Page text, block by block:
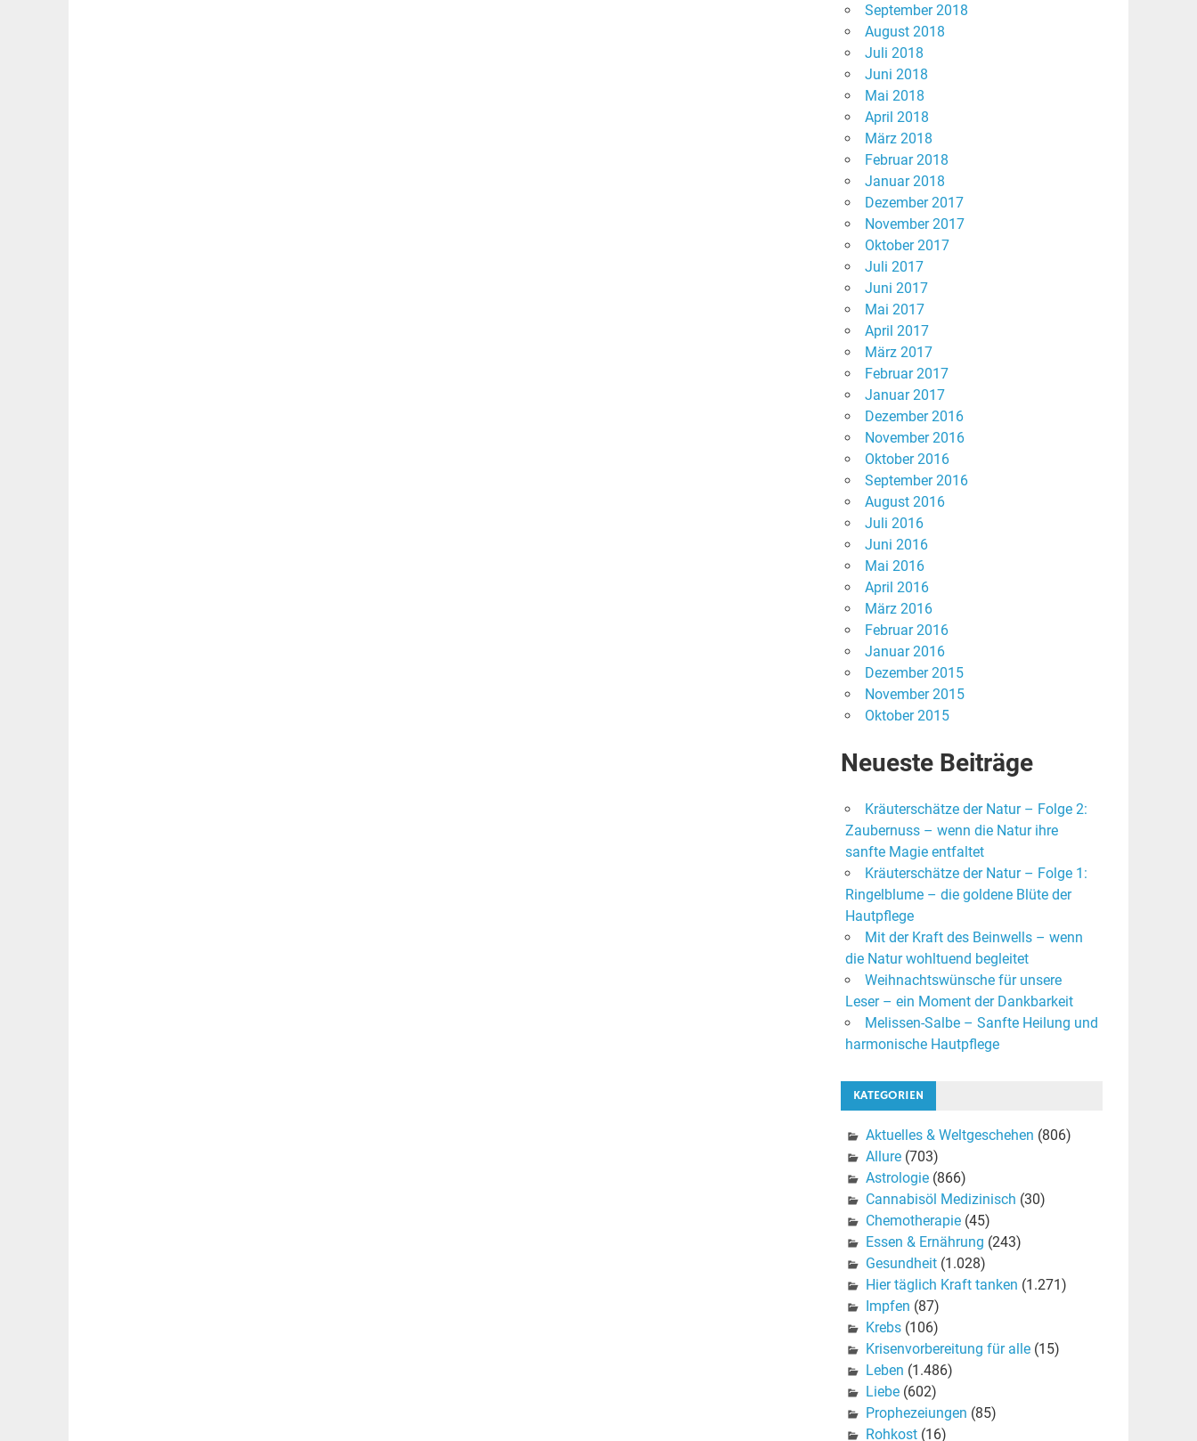
September 2018
August 2018
Juli 2018
Juni 2018
Mai 2018
April 2018
März 2018
Februar 2018
Januar 2018
Dezember 2017
November 2017
Oktober 2017
Juli 2017
Juni 2017
Mai 2017
April 2017
März 2017
Februar 2017
Januar 2017
Dezember 2016
November 2016
Oktober 2016
September 2016
August 2016
Juli 2016
Juni 2016
Mai 2016
April 2016
März 2016
Februar 2016
Januar 2016
Dezember 2015
November 2015
Oktober 2015
Neueste Beiträge
Kräuterschätze der Natur – Folge 2:
Zaubernuss – wenn die Natur ihre
sanfte Magie entfaltet
Kräuterschätze der Natur – Folge 1:
Ringelblume – die goldene Blüte der
Hautpflege
Mit der Kraft des Beinwells – wenn
die Natur wohltuend begleitet
Weihnachtswünsche für unsere
Leser – ein Moment der Dankbarkeit
Melissen-Salbe – Sanfte Heilung und
harmonische Hautpflege
KATEGORIEN
Aktuelles & Weltgeschehen (806)
Allure(703)
Astrologie(866)
Cannabisöl Medizinisch (30)
Chemotherapie(45)
Essen & Ernährung (243)
Gesundheit(1.028)
Hier täglich Kraft tanken (1.271)
Impfen (87)
Krebs(106)
Krisenvorbereitung für alle(15)
Leben (1.486)
Liebe(602)
Prophezeiungen (85)
Rohkost(16)